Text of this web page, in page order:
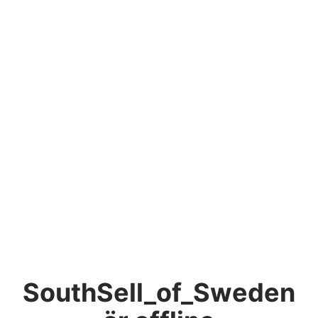
SouthSell_of_Sweden